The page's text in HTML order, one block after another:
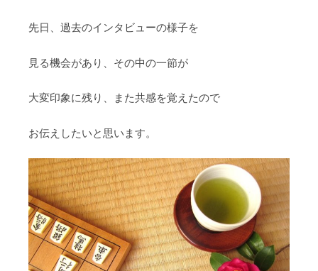
先日、過去のインタビューの様子を
見る機会があり、その中の一節が
大変印象に残り、また共感を覚えたので
お伝えしたいと思います。